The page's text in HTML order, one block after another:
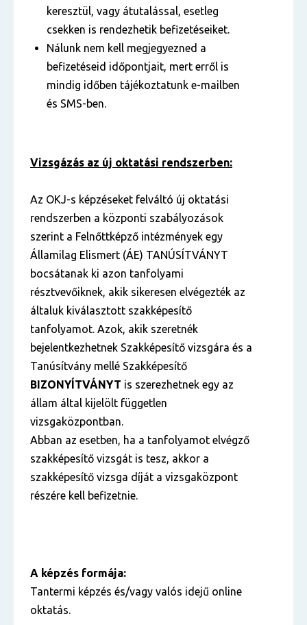
keresztül, vagy átutalással, esetleg
csekken is rendezhetik befizetéseiket.
Nálunk nem kell megjegyezned a
befizetéseid időpontjait, mert erről is
mindig időben tájékoztatunk e-mailben
és SMS-ben.
Vizsgázás az új oktatási rendszerben:
Az OKJ-s képzéseket felváltó új oktatási
rendszerben a központi szabályozások
szerint a Felnőttképző intézmények egy
Államilag Elismert (ÁE) TANÚSÍTVÁNYT
bocsátanak ki azon tanfolyami
résztvevőiknek, akik sikeresen elvégezték az
általuk kiválasztott szakképesítő
tanfolyamot. Azok, akik szeretnék
bejelentkezhetnek Szakképesítő vizsgára és a
Tanúsítvány mellé Szakképesítő
BIZONYÍTVÁNYT is szerezhetnek egy az
állam által kijelölt független
vizsgaközpontban.
Abban az esetben, ha a tanfolyamot elvégző
szakképesítő vizsgát is tesz, akkor a
szakképesítő vizsga díját a vizsgaközpont
részére kell befizetnie.
A képzés formája:
Tantermi képzés és/vagy valós idejű online
oktatás.